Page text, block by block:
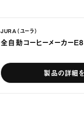
JURA（ユーラ）
全自動コーヒーメーカー
製品の詳細